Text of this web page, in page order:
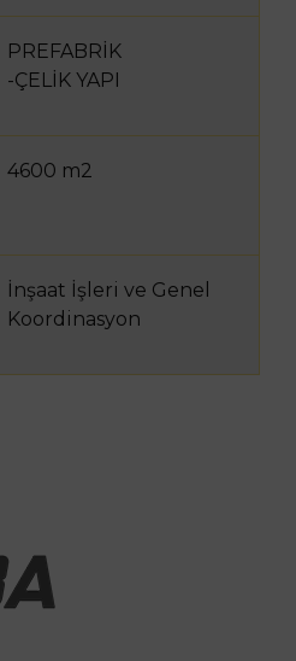
PREFABRİK
-ÇELİK YAPI
4600 m2
İnşaat İşleri ve Genel
Koordinasyon